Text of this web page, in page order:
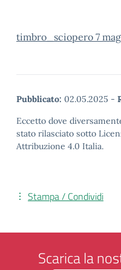
timbro_sciopero 7
Pubblicato: 02.05.2025 -
Eccetto dove
stato rilasciato sotto
Attribuzione 4.0 Italia.
Stampa / Condividi
Scarica la